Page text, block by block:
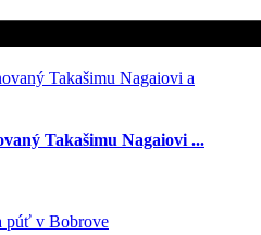
Takašimu Nagaiovi ...